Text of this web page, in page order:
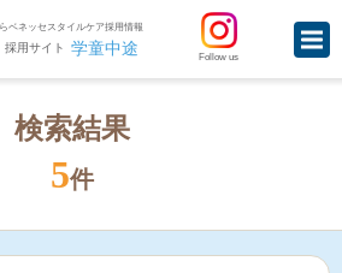
ベネッセスタイルケア採用情報
採用サイト 学童中途 Follow us
検索結果
5件